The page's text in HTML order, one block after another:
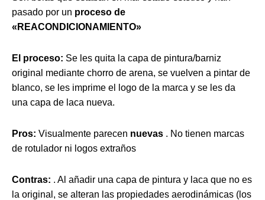
pasado por un proceso de
«REACONDICIONAMIENTO»
El proceso: Se les quita la capa de pintura/barniz
original mediante chorro de arena, se vuelven a pintar de
blanco, se les imprime el logo de la marca y se les da
una capa de laca nueva.
Pros: Visualmente parecen nuevas . No tienen marcas
de rotulador ni logos extraños
Contras: . Al añadir una capa de pintura y laca que no es
la original, se alteran las propiedades aerodinámicas (los